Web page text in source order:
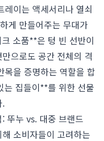
이는 액세서리나 열쇠
게 만들어주는 무대가
소품**은 텅 빈 선반이
으로도 공간 전체의 격
목을 증명하는 역할을 합
는 집들이**를 위한 선물
.
뚜누 vs. 대중 브랜드
소비자들이 고려하는